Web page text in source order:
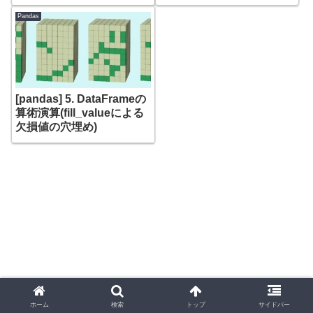
ンのラベリングとサイズ計
Pandas
[pandas] 5. DataFrameの
算術演算(fill_valueによる
欠損値の穴埋め)
ホーム 検索 トップ サイドバー